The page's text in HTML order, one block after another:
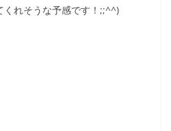
くれそうな予感です！;;^^)